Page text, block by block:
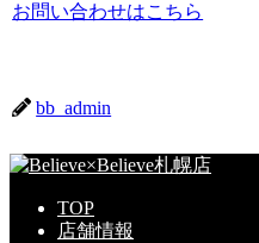
お問い合わせはこちら
bb_admin
TOP
店舗情報